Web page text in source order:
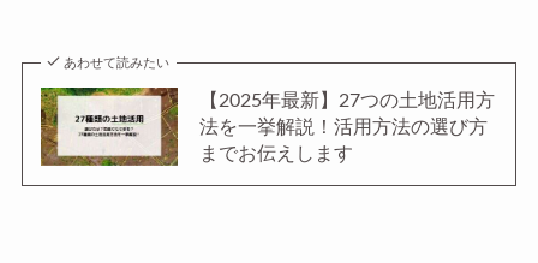
あわせて読みたい
【2025年最新】27つの土地活用方
法を一挙解説！活用方法の選び方
までお伝えします